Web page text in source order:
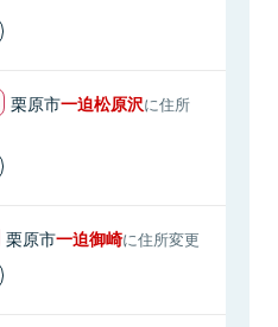
栗原市一迫松原沢に住所
栗原市一迫御崎に住所変更